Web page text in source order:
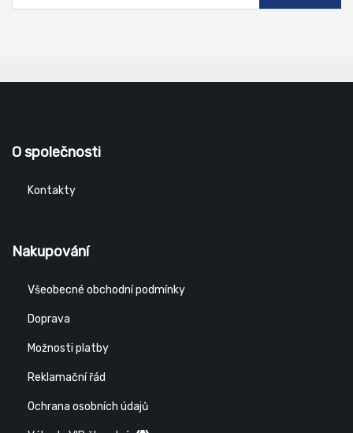
O společnosti
Kontakty
Nakupování
Všeobecné obchodní podmínky
Doprava
Možnosti platby
Reklamační řád
Ochrana osobních údajů